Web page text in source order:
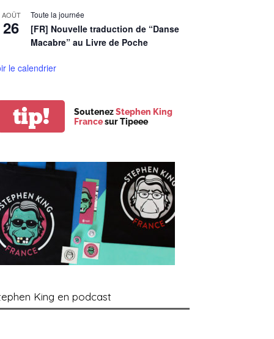
AOÛT
26
Toute la journée
[FR] Nouvelle traduction de “Danse
Macabre” au Livre de Poche
le calendrier
tip! SoutenezStephen King
Francesur Tipeee
King en podcast